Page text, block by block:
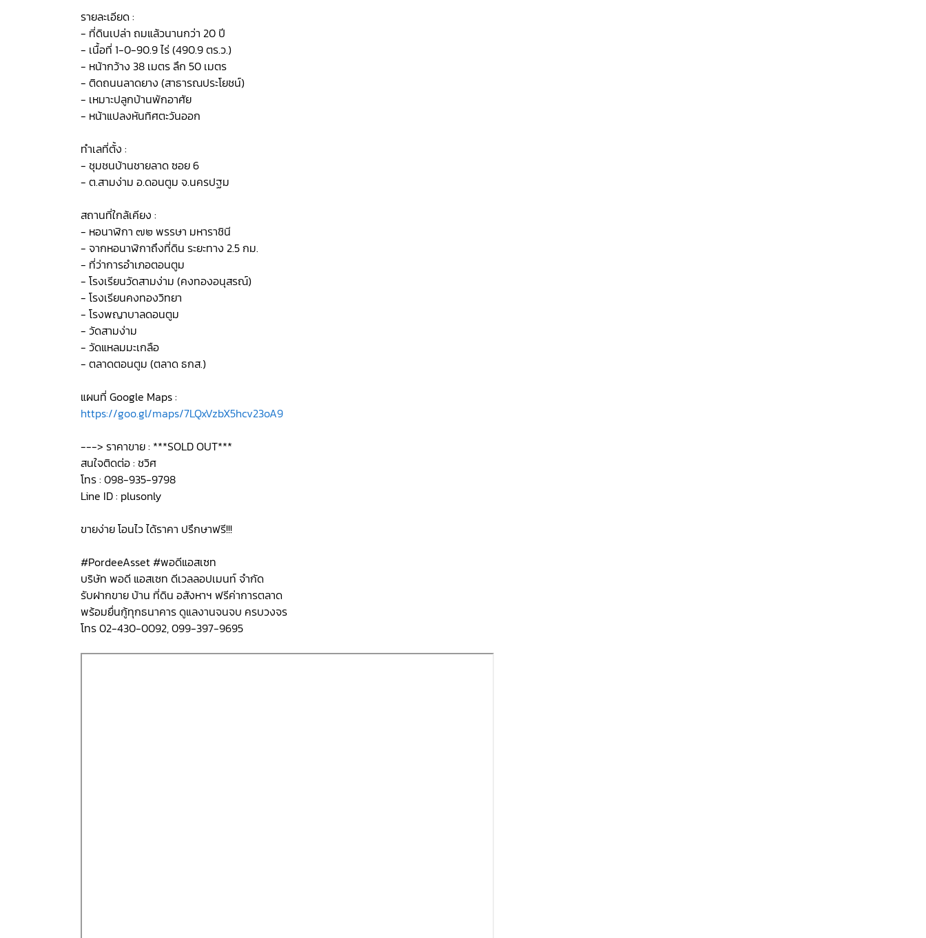
รายละเอียด :
- ที่ดินเปล่า ถมแล้วนานกว่า 20 ปี
- เนื้อที่ 1-0-90.9 ไร่ (490.9 ตร.ว.)
- หน้ากว้าง 38 เมตร ลึก 50 เมตร
- ติดถนนลาดยาง (สาธารณประโยชน์)
- เหมาะปลูกบ้านพักอาศัย
- หน้าแปลงหันทิศตะวันออก
ทำเลที่ตั้ง :
- ชุมชนบ้านชายลาด ซอย 6
- ต.สามง่าม อ.ดอนตูม จ.นครปฐม
สถานที่ใกล้เคียง :
- หอนาฬิกา ๗๒ พรรษา มหาราชินี
- จากหอนาฬิกาถึงที่ดิน ระยะทาง 2.5 กม.
- ที่ว่าการอำเภอตอนตูม
- โรงเรียนวัดสามง่าม (คงทองอนุสรณ์)
- โรงเรียนคงทองวิทยา
- โรงพญาบาลดอนตูม
- วัดสามง่าม
- วัดแหลมมะเกลือ
- ตลาดตอนตูม (ตลาด ธกส.)
แผนที่ Google Maps :
https://goo.gl/maps/7LQxVzbX5hcv23oA9
---> ราคาขาย : ***SOLD OUT***
สนใจติดต่อ : ชวิศ
โทร : 098-935-9798
Line ID : plusonly
ขายง่าย โอนไว ได้ราคา ปรึกษาฟรี!!!
#PordeeAsset #พอดีแอสเซท
บริษัท พอดี แอสเซท ดีเวลลอปเมนท์ จำกัด
รับฝากขาย บ้าน ที่ดิน อสังหาฯ ฟรีค่าการตลาด
พร้อมยื่นกู้ทุกธนาคาร ดูแลงานจนจบ ครบวงจร
โทร 02-430-0092, 099-397-9695